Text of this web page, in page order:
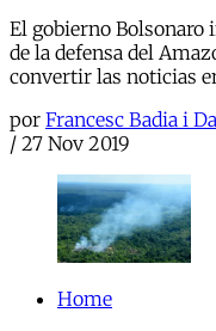
El gobierno Bolsonaro
de la defensa del
convertir las noticias
por Francesc Badia i
/ 27 Nov 2019
Home